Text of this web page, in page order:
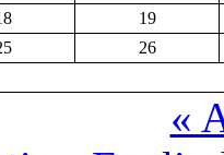
19
26
«